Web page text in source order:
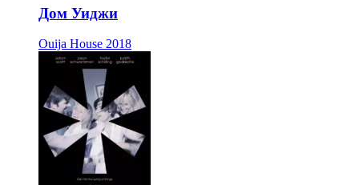
Дом Уиджи
Ouija House 2018